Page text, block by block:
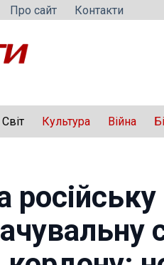
Про сайт Контакти
Світ Культура Війна
російську